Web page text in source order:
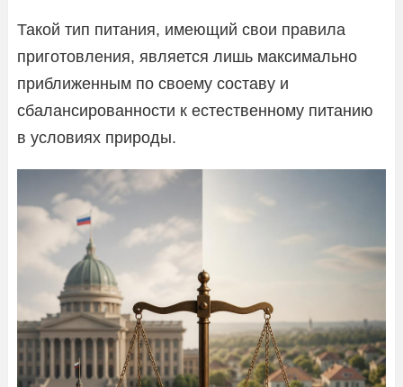
Такой тип питания, имеющий свои правила
приготовления, является лишь максимально
приближенным по своему составу и
сбалансированности к естественному питанию
в условиях природы.